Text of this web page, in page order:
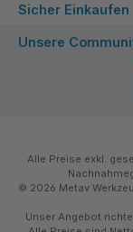
Sicher Einkaufen
Unsere
Alle Preise exkl.
© 2026 Metav
Unser Angebot